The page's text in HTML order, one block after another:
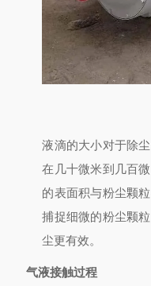
液滴的大小对于除
在几十微米到几百
的表面积与粉尘颗
捕捉细微的粉尘颗
尘更有效。
气液接触过程